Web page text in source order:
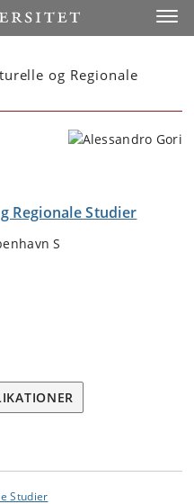
og Regionale
Regionale Studier
S
Studier